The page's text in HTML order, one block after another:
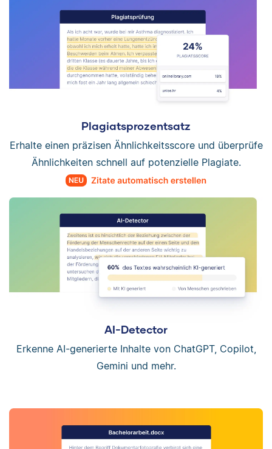
Plagiatsprozentsatz
Erhalte einen präzisen Ähnlichkeitsscore und überprüfe
Ähnlichkeiten schnell auf potenzielle Plagiate.
AI-Detector
Erkenne AI-generierte Inhalte von ChatGPT, Copilot,
Gemini und mehr.